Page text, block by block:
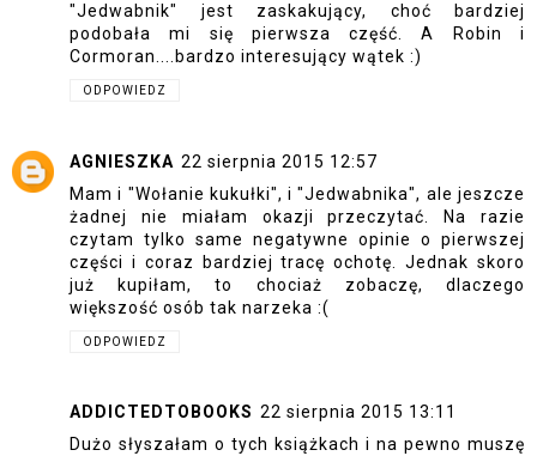
"Jedwabnik" jest zaskakujący, choć bardziej
podobała mi się pierwsza część. A Robin i
Cormoran....bardzo interesujący wątek :)
ODPOWIEDZ
AGNIESZKA 22 sierpnia 2015 12:57
Mam i "Wołanie kukułki", i "Jedwabnika", ale jeszcze
żadnej nie miałam okazji przeczytać. Na razie
czytam tylko same negatywne opinie o pierwszej
części i coraz bardziej tracę ochotę. Jednak skoro
już kupiłam, to chociaż zobaczę, dlaczego
większość osób tak narzeka :(
ODPOWIEDZ
ADDICTEDTOBOOKS 22 sierpnia 2015 13:11
Dużo słyszałam o tych książkach i na pewno muszę